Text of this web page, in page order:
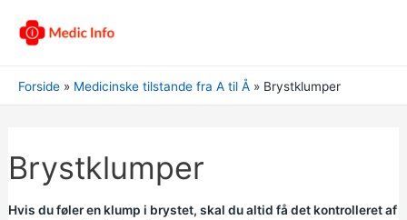
Forside Medicinske tilstande fra A til Å Brystklumper
Brystklumper
Hvis du føler en klump i brystet, skal du altid få det kontrolleret af